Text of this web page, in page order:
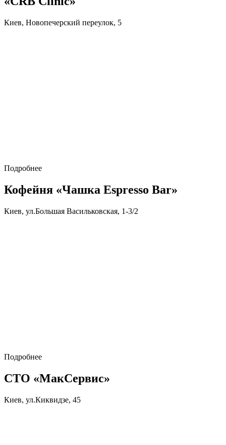
Киев, Новопечерский переулок, 5
Подробнее
Кофейня «Чашка Espresso Bar»
Киев, ул.Большая Васильковская, 1-3/2
Подробнее
СТО «МакСервис»
Киев, ул.Киквидзе, 45